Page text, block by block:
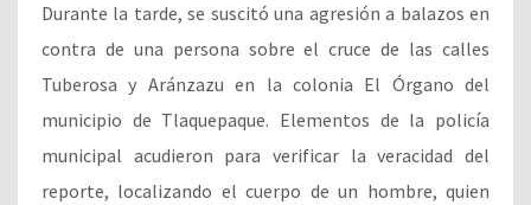
Durante la tarde, se suscitó una agresión a balazos en
contra de una persona sobre el cruce de las calles
Tuberosa y Aránzazu en la colonia El Órgano del
municipio de Tlaquepaque. Elementos de la policía
municipal acudieron para verificar la veracidad del
reporte, localizando el cuerpo de un hombre, quien